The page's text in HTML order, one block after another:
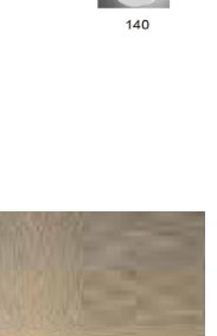
。若發現惡意使用之情形，
額度並採取法律行動。